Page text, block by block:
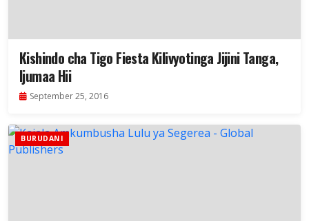
Kishindo cha Tigo Fiesta Kilivyotinga Jijini Tanga,
Ijumaa Hii
September 25, 2016
BURUDANI